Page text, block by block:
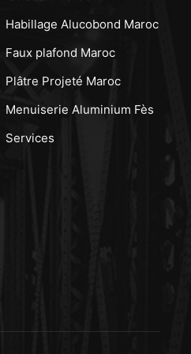
Habillage Alucobond Maroc
Faux plafond Maroc
Plâtre Projeté Maroc
Menuiserie Aluminium Fès
Services